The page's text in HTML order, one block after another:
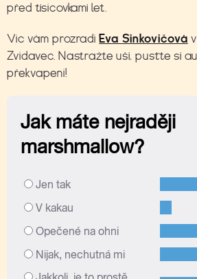
před tisícovkami let.
Víc vám prozradíEva Sinkovičová
Zvídavec. Nastražte uši, pusťte si
překvapení!